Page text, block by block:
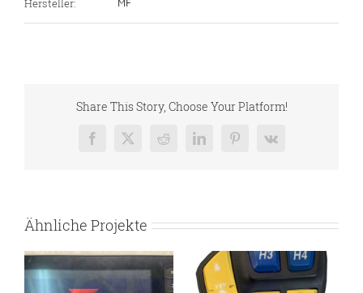
Hersteller: MF
Share This Story, Choose Your Platform!
Facebook
X RedditLinkedInPinterest
Vk
Ähnliche Projekte